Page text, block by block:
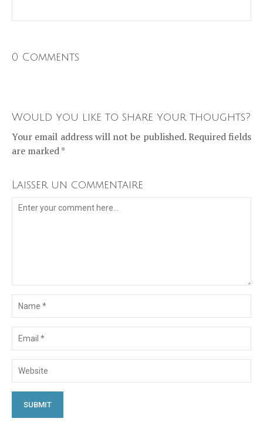
0 Comments
Would you like to share your thoughts?
Your email address will not be published. Required fields
are marked *
Laisser un commentaire